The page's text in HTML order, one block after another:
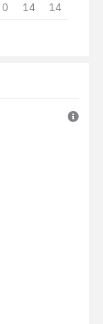
0 14 14